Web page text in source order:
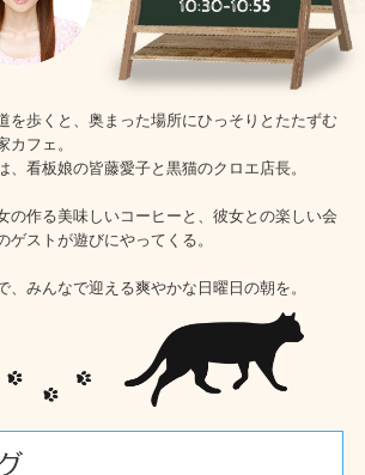
を歩くと、奥まった場所にひっそりとたたずむ
カフェ。
、看板娘の皆藤愛子と黒猫のクロエ店長。
の作る美味しいコーヒーと、彼女との楽しい会
ゲストが遊びにやってくる。
、みんなで迎える爽やかな日曜日の朝を。